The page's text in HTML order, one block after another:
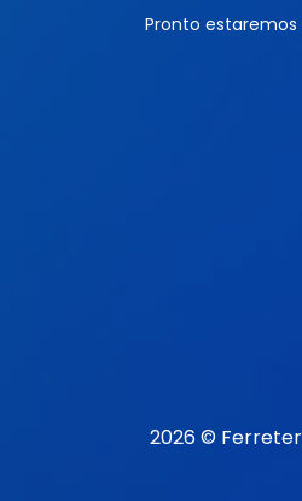
Pronto estaremos
2026 ©